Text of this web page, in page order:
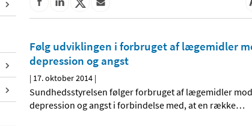
Følg udviklingen i forbruget af lægemidler
depression og angst
| 17. oktober 2014 |
Sundhedsstyrelsen følger forbruget af lægemidler mod
depression og angst i forbindelse med, at en række…